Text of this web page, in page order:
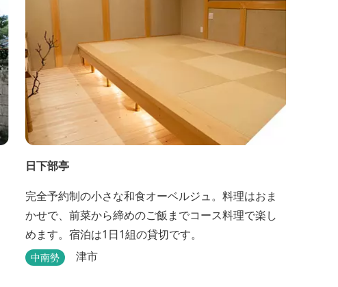
日下部亭
完全予約制の小さな和食オーベルジュ。料理はおま
かせで、前菜から締めのご飯までコース料理で楽し
めます。宿泊は1日1組の貸切です。
中南勢 津市